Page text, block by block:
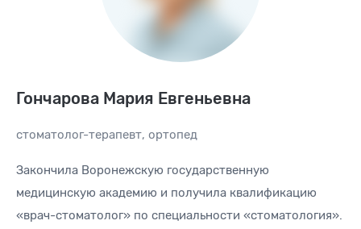
Гончарова Мария Евгеньевна
стоматолог-терапевт, ортопед
Закончила Воронежскую государственную
медицинскую академию и получила квалификацию
«врач-стоматолог» по специальности «стоматология».